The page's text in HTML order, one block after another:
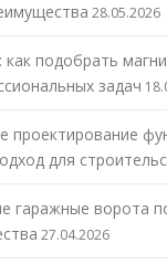
28.05.2026
подобрать
задач
проектирование
для
гаражные ворота
27.04.2026